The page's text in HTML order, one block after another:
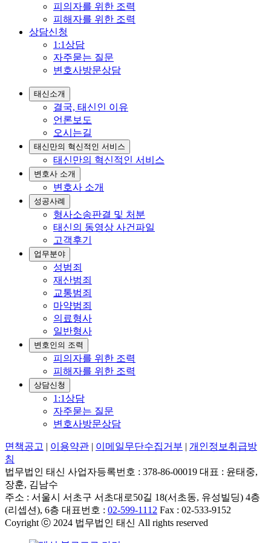
피의자를 위한 조력
피해자를 위한 조력
상담신청
1:1상담
자주묻는 질문
변호사방문상담
태신소개
결국, 태신인 이유
언론보도
오시는길
태신만의 혁신적인 서비스
태신만의 혁신적인 서비스
변호사 소개
변호사 소개
성공사례
형사소송판결 및 처분
태신의 동영상 사건파일
고객후기
업무분야
성범죄
재산범죄
교통범죄
마약범죄
의료형사
일반형사
변호인의 조력
피의자를 위한 조력
피해자를 위한 조력
상담신청
1:1상담
자주묻는 질문
변호사방문상담
면책공고 | 이용약관 | 이메일무단수집거부 | 개인정보취급방
침
법무법인 태신 사업자등록번호 : 378-86-00019 대표 : 윤태중,
장훈, 김남수
주소 : 서울시 서초구 서초대로50길 18(서초동, 유성빌딩) 4층
(리셉션), 6층 대표번호 : 02-599-1112 Fax : 02-533-9152
Coyright ⓒ 2024 법무법인 태신 All rights reserved